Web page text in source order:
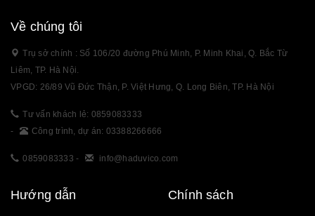
Về chúng tôi
Trụ sở chính : Số 106/20 đường Phú Minh, P. Minh Khai, Q. Bắc Từ
Liêm, TP. Hà Nội.
VPGD: 26/89 Vũ Đức Thận, P. Việt Hưng, Q. Long Biên, TP. Hà Nội
Tư vấn khách lẻ: 0859083333
-
Công trình, dự án: 03388266666
0859083333 - info@haduvico.com
Hướng dẫn Chính sách